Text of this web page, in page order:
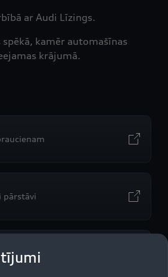
ar Audi Līzings.
spēkā, kamēr automašīnas
krājumā.
pārstāvi
dati